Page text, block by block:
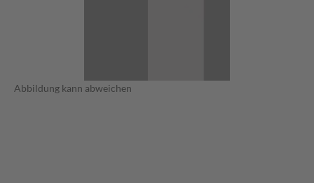
Abbildung kann abweichen